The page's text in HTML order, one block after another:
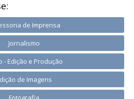
de Imprensa
Jornalismo
- Edição e Produção
de Imagens